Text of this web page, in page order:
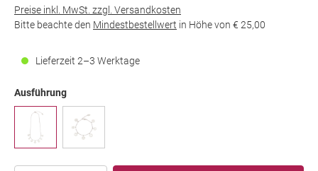
Preise inkl. MwSt. zzgl. Versandkosten
Bitte beachte den Mindestbestellwert in Höhe von € 25,00
Lieferzeit 2–3 Werktage
Ausführung